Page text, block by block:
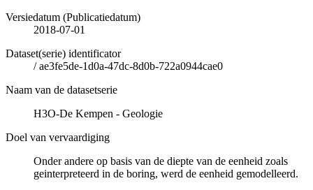
Versiedatum (Publicatiedatum)
2018-07-01
Dataset(serie) identificator
/ae3fe5de-1d0a-47dc-8d0b-722a0944cae0
Naam van de datasetserie
H3O-De Kempen - Geologie
Doel van vervaardiging
Onder andere op basis van de diepte van de eenheid zoals
geinterpreteerd in de boring, werd de eenheid gemodelleerd.